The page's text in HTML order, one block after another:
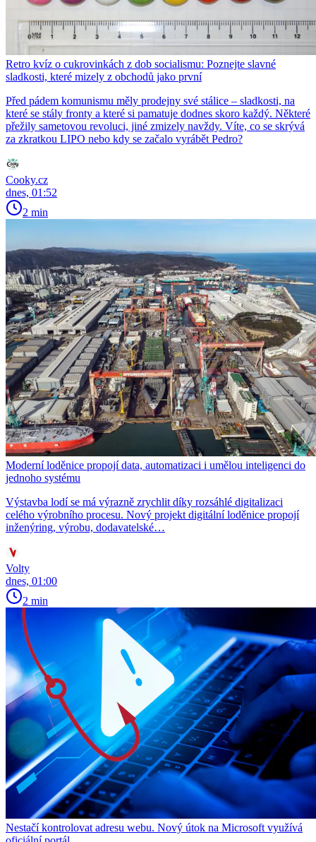
Retro kvíz o cukrovinkách z dob socialismu: Poznejte slavné
sladkosti, které mizely z obchodů jako první
Před pádem komunismu měly prodejny své stálice – sladkosti, na
které se stály fronty a které si pamatuje dodnes skoro každý. Některé
přežily sametovou revoluci, jiné zmizely navždy. Víte, co se skrývá
za zkratkou LIPO nebo kdy se začalo vyrábět Pedro?
Cooky.cz
dnes, 01:52
2 min
Moderní loděnice propojí data, automatizaci i umělou inteligenci do
jednoho systému
Výstavba lodí se má výrazně zrychlit díky rozsáhlé digitalizaci
celého výrobního procesu. Nový projekt digitální loděnice propojí
inženýring, výrobu, dodavatelské…
Volty
dnes, 01:00
2 min
Nestačí kontrolovat adresu webu. Nový útok na Microsoft využívá